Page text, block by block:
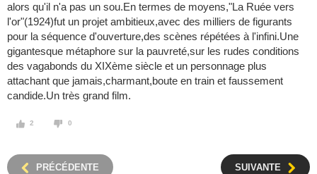
alors qu'il n'a pas un sou.En termes de moyens,"La Ruée vers
l'or"(1924)fut un projet ambitieux,avec des milliers de figurants
pour la séquence d'ouverture,des scènes répétées à l'infini.Une
gigantesque métaphore sur la pauvreté,sur les rudes conditions
des vagabonds du XIXème siècle et un personnage plus
attachant que jamais,charmant,boute en train et faussement
candide.Un très grand film.
2 0
PRÉCÉDENTE SUIVANTE